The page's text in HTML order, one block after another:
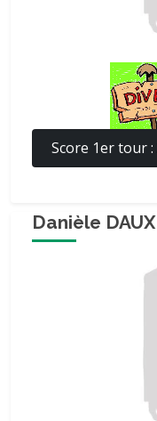
Score 1er tour :
Danièle DAUX